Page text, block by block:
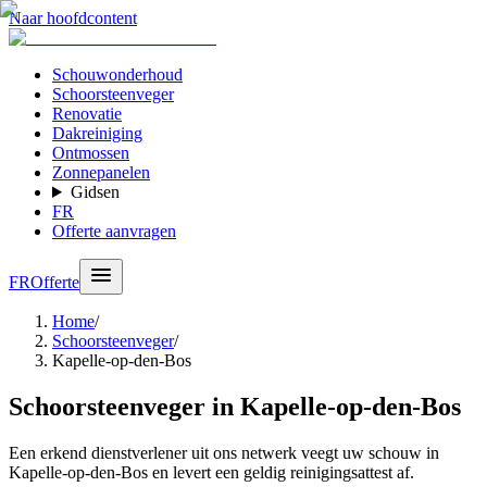
Naar hoofdcontent
Schouwonderhoud
Schoorsteenveger
Renovatie
Dakreiniging
Ontmossen
Zonnepanelen
Gidsen
FR
Offerte aanvragen
FROfferte
Home/
Schoorsteenveger/
Kapelle-op-den-Bos
Schoorsteenveger in Kapelle-op-den-Bos
Een erkend dienstverlener uit ons netwerk veegt uw schouw in
Kapelle-op-den-Bos en levert een geldig reinigingsattest af.